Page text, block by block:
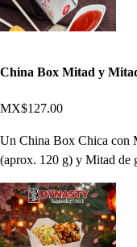
China Box Mitad y
MX$127.00
Un China Box Chica con
(aprox. 120 g) y Mitad de